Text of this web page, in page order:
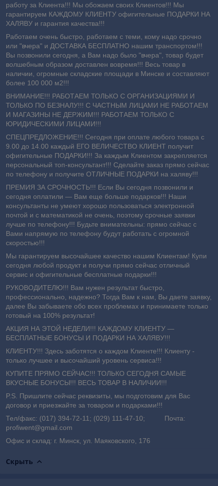
работу за Клиента!!! Мы обожаем своих Клиентов!!! Мы
гарантируем КАЖДОМУ КЛИЕНТУ офигительные ПОДАРКИ НА
ХАЛЯВУ и гарантия качества!!!
Работаем очень быстро, работаем с теми, кому надо срочно
или "вчера" и ДОСТАВКА БЕСПЛАТНО нашим транспортом!!!
Вы позвонили сегодня, а Вам надо было "вчера", товар будет
волшебным образом доставлен вовремя!!! Весь товар в
наличии, огромные складские площади в Минске и составляют
более 100 000 м2!!!
ВНИМАНИЕ!!! РАБОТАЕМ ТОЛЬКО С ОРГАНИЗАЦИЯМИ И
ТОЛЬКО ПО БЕЗНАЛУ!!! С ЧАСТНЫМ ЛИЦАМИ НЕ РАБОТАЕМ
И МАГАЗИНЫ НЕ ДЕРЖИМ!!! РАБОТАЕМ ТОЛЬКО С
ЮРИДИЧЕСКИМИ ЛИЦАМИ!!!
СПЕЦПРЕДЛОЖЕНИЕ!!! Сегодня при оплате любого товара с
9.00 до 14.00 каждый ЕГО ВЕЛИЧЕСТВО КЛИЕНТ получит
офигительные ПОДАРКИ!!! За каждым Клиентом закрепляется
персональный топ-консультант!!! Сделайте заказ прямо сейчас
по телефону и получите ОТЛИЧНЫЕ ПОДАРКИ на халяву!!!
ПРЕМИЯ ЗА СРОЧНОСТЬ!!! Если Вы сегодня позвонили и
сегодня оплатили ― Вам еще больше подарков!!! Наши
консультанты не умеют хорошо пользоваться электронной
почтой и с математикой не очень, поэтому срочные заявки
лучше по телефону!!! Будьте внимательны: прямо сейчас с
Вами напрямую по телефону будут работать с огромной
скоростью!!!
Мы гарантируем высочайшее качество нашим Клиентам! Купи
сегодня любой продукт и получи прямо сейчас отличный
сервис и офигительные бесплатные подарки!!!
РУКОВОДИТЕЛЮ!!! Вам нужен результат быстро,
профессионально, надежно? Тогда Вам к нам, Вы даете заявку,
далее Вы забываете обо всех проблемах и принимаете только
готовый на 100% результат!
АКЦИЯ НА ЭТОЙ НЕДЕЛИ!!! КАЖДОМУ КЛИЕНТУ —
БЕСПЛАТНЫЕ БОНУСЫ И ПОДАРКИ НА ХАЛЯВУ!!!
КЛИЕНТУ!!! Здесь заботятся о каждом Клиенте!!! Клиенту -
только лучшее и высочайший уровень сервиса!!!
КУПИТЕ ПРЯМО СЕЙЧАС!!! ТОЛЬКО СЕГОДНЯ САМЫЕ
ВКУСНЫЕ БОНУСЫ!!! ВЕСЬ ТОВАР В НАЛИЧИИ!!!
P.S. Пришлите сейчас реквизиты, мы подготовим для Вас
договор и приезжайте за товаром и подарками!!!
Тел/факс: (017) 394-72-11; (029) 111-47-10; Почта:
profiwent@gmail.com
Офис и склад: г. Минск, ул. Маяковского, 176
Скрыть